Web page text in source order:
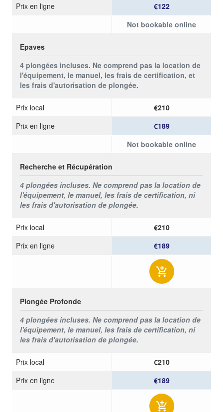
Prix ​​en ligne
€122
Not bookable online
Epaves
4 plongées incluses. Ne comprend pas la location de
l'équipement, le manuel, les frais de certification, et
les frais d'autorisation de plongée.
Prix ​​local
€210
Prix ​​en ligne
€189
Not bookable online
Recherche et Récupération
4 plongées incluses. Ne comprend pas la location de
l'équipement, le manuel, les frais de certification, ni
les frais d'autorisation de plongée.
Prix ​​local
€210
Prix ​​en ligne
€189
Plongée Profonde
4 plongées incluses. Ne comprend pas la location de
l'équipement, le manuel, les frais de certification, ni
les frais d'autorisation de plongée.
Prix ​​local
€210
Prix ​​en ligne
€189